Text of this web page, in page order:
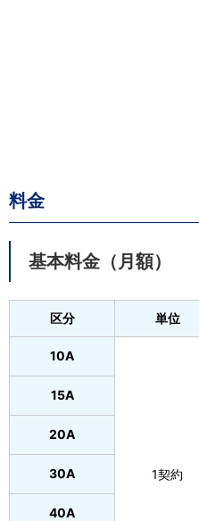
料金
基本料金（月額）
区分 単位
10A
1契約
15A
20A
30A
40A